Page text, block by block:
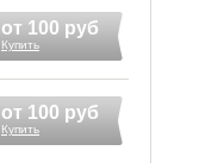
от 100 руб
Купить
от 100 руб
Купить